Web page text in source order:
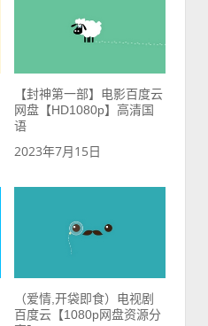
【封神第一部】电影百度云
网盘【HD1080p】高清国
语
2023年7月15日
（爱情,开袋即食）电视剧
百度云【1080p网盘资源分